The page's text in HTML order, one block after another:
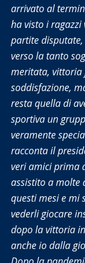
arrivato al
ha visto i ragazzi
partite
verso la tanto
meritata, vittoria
soddisfazione,
resta quella di
sportiva un
veramente
racconta il
veri amici prima
assistito a molte
questi mesi e mi
vederli giocare
dopo la vittoria
anche io dalla